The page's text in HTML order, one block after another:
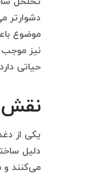
دشوارتر
موضوع
نیز موجب
حیاتی
نقش
یکی از
دلیل
می‌کنند و